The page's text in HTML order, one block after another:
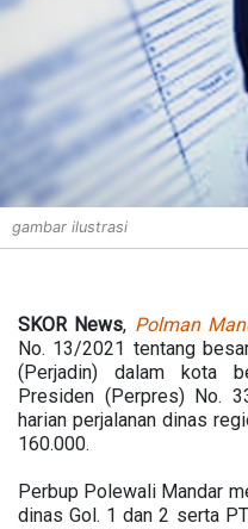
gambar ilustrasi
SKOR News, Polman
No. 13/2021 tentang
(Perjadin) dalam kota
Presiden (Perpres) No.
harian perjalanan dinas
160.000.
Perbup Polewali Mandar
dinas Gol. 1 dan 2 serta